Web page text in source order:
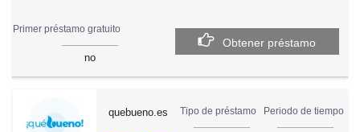
Primer préstamo gratuito
no
Obtener préstamo
quebueno.es Tipo de préstamo Periodo de tiempo